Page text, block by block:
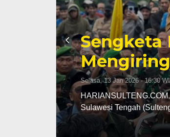
Sengketa
Selasa, 13 Jan 2026 - 16:30
Sulawesi Tengah